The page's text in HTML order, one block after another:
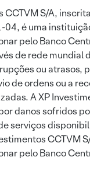
CCTVM S/A,
é uma
pelo Banco
de rede mundial
ou atrasos,
de ordens ou a
A XP
danos sofridos
serviços
CCTVM
pelo Banco